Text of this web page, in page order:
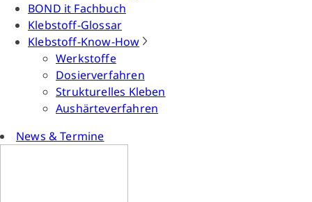
BOND it Fachbuch
Klebstoff-Glossar
Klebstoff-Know-How
Werkstoffe
Dosierverfahren
Strukturelles Kleben
Aushärteverfahren
News & Termine